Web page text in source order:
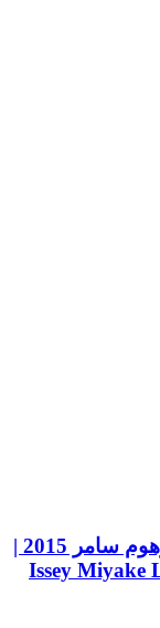
عطر ادکلن ایسی میاکه لئو د ایسی پورهوم سامر 2015 |
Issey Miyake